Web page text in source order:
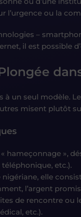
l’urgence ou la
–
il est possible
à un seul modèle.
misent plutôt
hameçonnage »,
etc.).
nigériane, elle
l’argent promis
de rencontre ou
etc.).